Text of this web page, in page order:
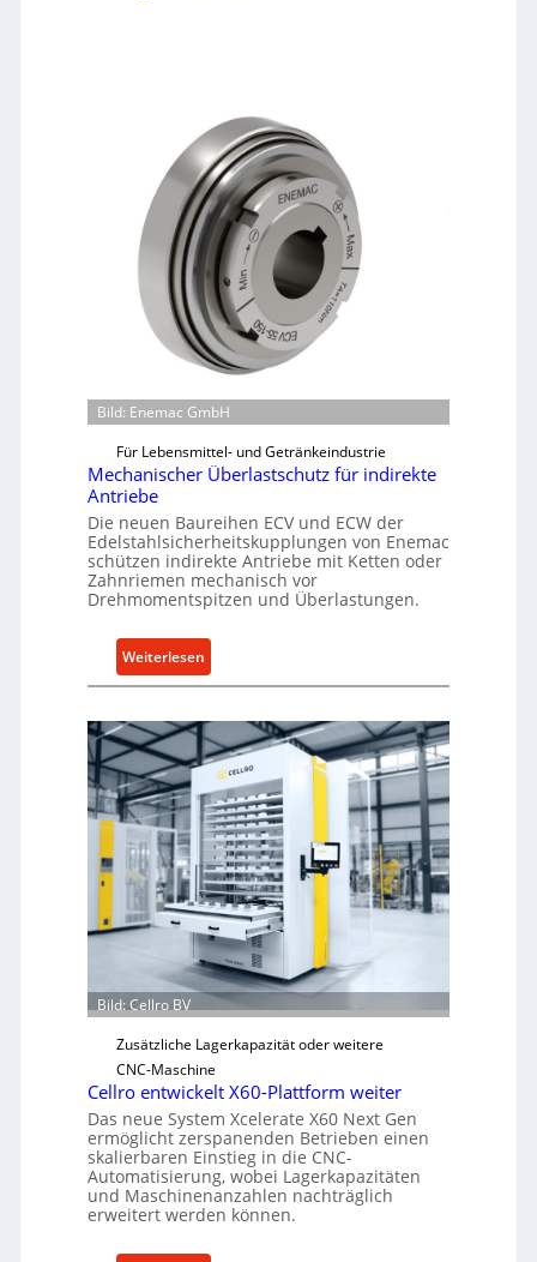
Bild: Enemac GmbH
Für Lebensmittel- und Getränkeindustrie
Mechanischer Überlastschutz für indirekte
Antriebe
Die neuen Baureihen ECV und ECW der
Edelstahlsicherheitskupplungen von Enemac
schützen indirekte Antriebe mit Ketten oder
Zahnriemen mechanisch vor
Drehmomentspitzen und Überlastungen.
Weiterlesen:
M
c
h
n
i
s
c
h
e
r
Ü
b
s
t
s
c
Bild: Cellro BV
Zusätzliche Lagerkapazität oder weitere
CNC-Maschine
Cellro entwickelt X60-Plattform weiter
Das neue System Xcelerate X60 Next Gen
ermöglicht zerspanenden Betrieben einen
skalierbaren Einstieg in die CNC-
Automatisierung, wobei Lagerkapazitäten
und Maschinenanzahlen nachträglich
erweitert werden können.